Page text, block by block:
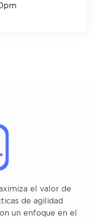
el valor de
de agilidad
un enfoque en el